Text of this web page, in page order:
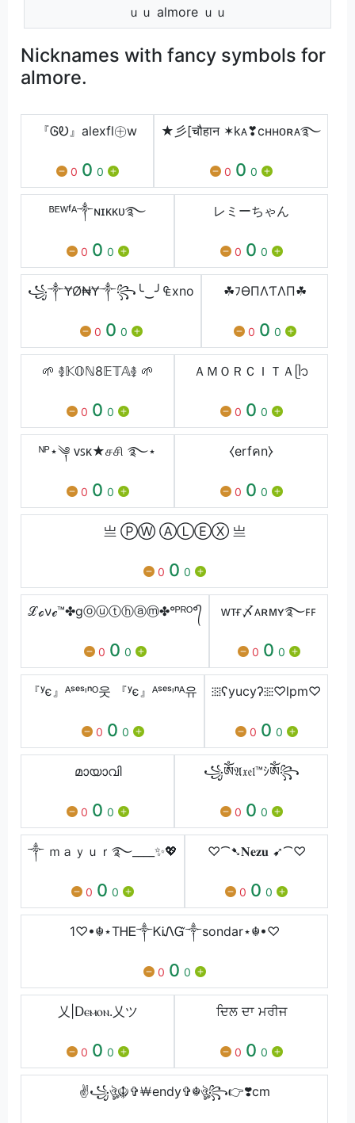
ｕｕ almore ｕｕ
Nicknames with fancy symbols for
almore.
『ᎶᎧ』alexfl㊉w
0 0 0
★彡[चौहान ✶kᴀ❣cʜʜᴏʀᴀ࿐
0 0 0
ᴮᴱᵂᶠᴬ༒ɴɪᴋᴋᴜ࿐
0 0 0
レミーちゃん
0 0 0
꧁༒ɎØ₦Ɏ༒꧂╰‿╯₠xno
0 0 0
☘ﾌӨПΛƬΛП☘
0 0 0
🌱 ࿅𝕂𝕆ℕ8𝔼𝕋𝔸࿅ 🌱
0 0 0
ＡＭＯＲＣＩＴＡᥫ᭡
0 0 0
ᴺᴾ⋆༆ ᴠꜱᴋ★சசி ࿐⋆
0 0 0
⧼erfคn⧽
0 0 0
亗 Ⓟ︎Ⓦ ㅤⒶⓁⒺⓍ 亗
0 0 0
ℒℴνℯ™✤gⓞⓤⓣⓗⓐⓜ✤°ᴾᴿᴼ°᭄
0 0 0
ᴡᴛғ〆ᴀʀᴍʏ࿐ꜰꜰ
0 0 0
『ʸє』ᴬˢᵉˢᶦⁿᴼ웃 『ʸє』ᴬˢᵉˢᶦⁿᴬ유
0 0 0
⁝⁞⁝⁞ʕyucyʔ⁝⁞⁝⁝♡lpm♡
0 0 0
മായാവി
0 0 0
꧁ༀ𝔄𝔵𝔢𝔩™ｼༀ꧂
0 0 0
༒ ｍａｙｕｒ࿐____✨💖
0 0 0
♡⁀➷𝐍𝐞𝐳𝐮 ➹⁀♡
0 0 0
1♡•☬⋆ТᎻᎬ༒ᏦᎥᏁᏳ༒sondar⋆☬•♡
0 0 0
乂|ꓓⲉⲙⲟⲛ.乂ツ
0 0 0
ਦਿਲ ਦਾ ਮਰੀਜ
0 0 0
✌️꧁ঔৣ☬✞￦endy✞☬ঔৣ꧂👉❣️cm